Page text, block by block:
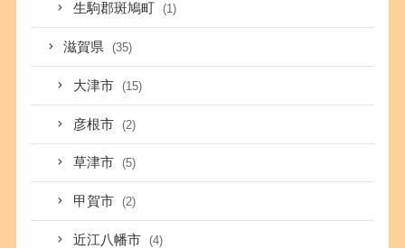
生駒郡斑鳩町 (1)
滋賀県 (35)
大津市 (15)
彦根市 (2)
草津市 (5)
甲賀市 (2)
近江八幡市 (4)